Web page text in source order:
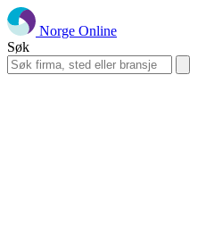
Norge Online
Søk